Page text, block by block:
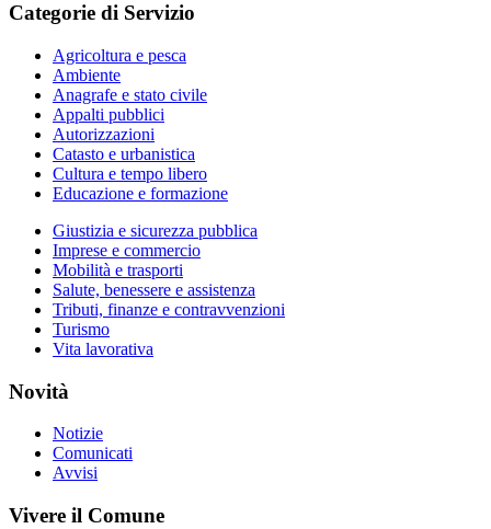
Categorie di Servizio
Agricoltura e pesca
Ambiente
Anagrafe e stato civile
Appalti pubblici
Autorizzazioni
Catasto e urbanistica
Cultura e tempo libero
Educazione e formazione
Giustizia e sicurezza pubblica
Imprese e commercio
Mobilità e trasporti
Salute, benessere e assistenza
Tributi, finanze e contravvenzioni
Turismo
Vita lavorativa
Novità
Notizie
Comunicati
Avvisi
Vivere il Comune